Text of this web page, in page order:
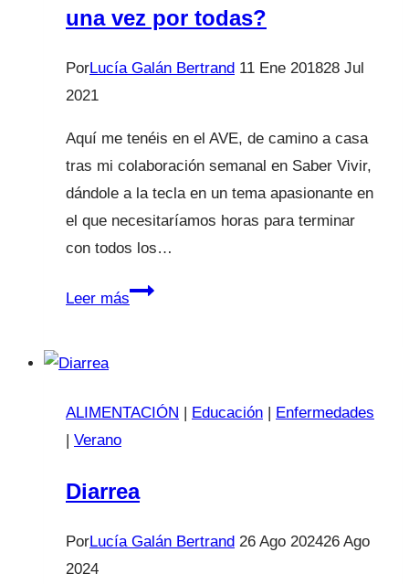
una vez por todas?
PorLucía Galán Bertrand 11 Ene 201828 Jul
2021
Aquí me tenéis en el AVE, de camino a casa
tras mi colaboración semanal en Saber Vivir,
dándole a la tecla en un tema apasionante en
el que necesitaríamos horas para terminar
con todos los…
Leer másAlimentación
una
ALIMENTACIÓN | Educación | Enfermedades
| Verano
Diarrea
PorLucía Galán Bertrand 26 Ago 202426 Ago
2024